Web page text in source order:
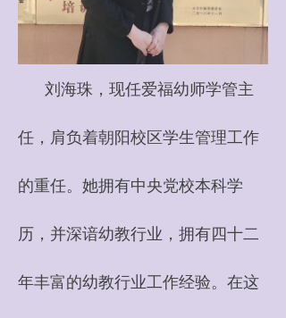
刘海珠，现任爱福幼师学管主
任，肩负着朝阳校区学生管理工作
的重任。她拥有中央党校本科学
历，并深谙幼教行业，拥有四十二
年丰富的幼教行业工作经验。在这